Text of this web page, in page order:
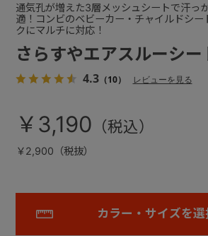
さらすやエアスルーシー
4.3（10） レビューを見る
通気孔が増えた3層メッシュシートで汗っ
適！コンビのベビーカー・チャイルドシー
クにマルチに対応！
￥3,190
￥2,900（税抜）
カラー・サイズを